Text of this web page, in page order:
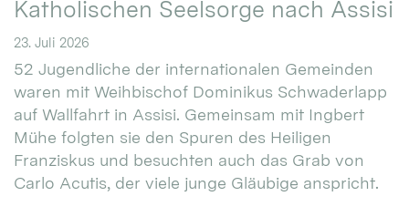
Katholischen Seelsorge nach Assisi
23. Juli 2026
52 Jugendliche der internationalen Gemeinden
waren mit Weihbischof Dominikus Schwaderlapp
auf Wallfahrt in Assisi. Gemeinsam mit Ingbert
Mühe folgten sie den Spuren des Heiligen
Franziskus und besuchten auch das Grab von
Carlo Acutis, der viele junge Gläubige anspricht.